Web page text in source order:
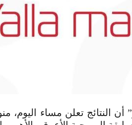
النتائج تعلن مساء اليوم،